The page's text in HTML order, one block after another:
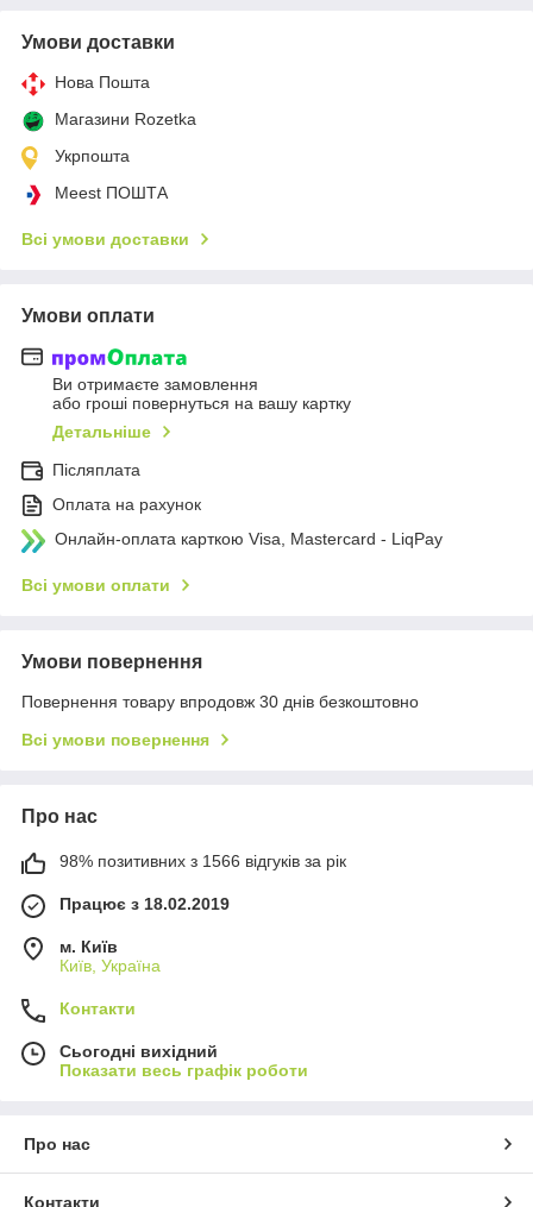
Умови доставки
Нова Пошта
Магазини Rozetka
Укрпошта
Meest ПОШТА
Всі умови доставки
Умови оплати
Ви отримаєте замовлення
або гроші повернуться на вашу картку
Детальніше
Післяплата
Оплата на рахунок
Онлайн-оплата карткою Visa, Mastercard - LiqPay
Всі умови оплати
Умови повернення
Повернення товару впродовж 30 днів безкоштовно
Всі умови повернення
Про нас
98% позитивних з 1566 відгуків за рік
Працює з 18.02.2019
м. Київ
Київ, Україна
Контакти
Сьогодні вихідний
Показати весь графік роботи
Про нас
Контакти